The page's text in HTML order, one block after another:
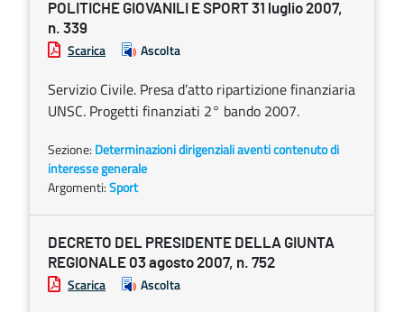
POLITICHE GIOVANILI E SPORT 31 luglio 2007,
n. 339
Scarica Ascolta
Servizio Civile. Presa d’atto ripartizione finanziaria
UNSC. Progetti finanziati 2° bando 2007.
Sezione: Determinazioni dirigenziali aventi contenuto di
interesse generale
Argomenti:Sport
DECRETO DEL PRESIDENTE DELLA GIUNTA
REGIONALE 03 agosto 2007, n. 752
Scarica Ascolta